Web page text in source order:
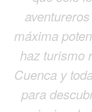
máxima
haz turismo
Cuenca y
para